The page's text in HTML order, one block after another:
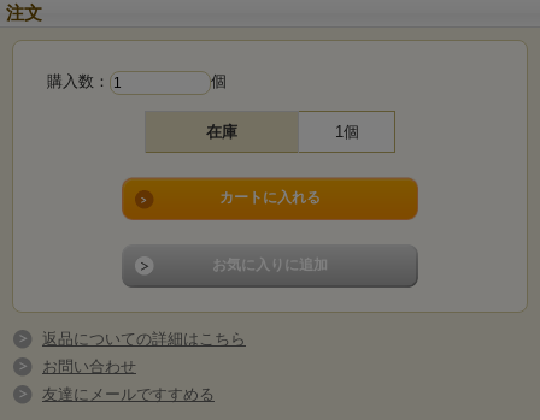
注文
購入数： 個
在庫 1個
返品についての詳細はこちら
お問い合わせ
友達にメールですすめる